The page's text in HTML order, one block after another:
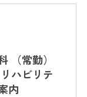
（常勤）
ハビリテ
内